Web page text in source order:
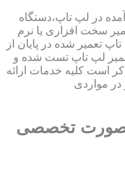
در لپ تاپ،دستگاه
سخت افزاری یا نرم
تعمیر شده در پایان از
لپ تاپ تست شده و
است کلیه خدمات ارائه
مواردی
صورت تخصصی